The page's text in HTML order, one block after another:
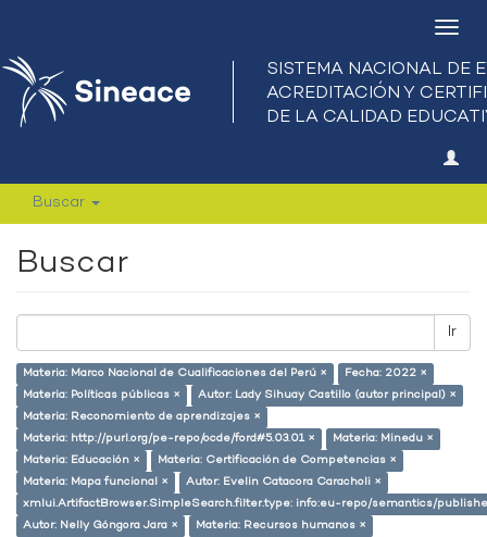
Buscar
Buscar
Ir
Materia: Marco Nacional de Cualificaciones del Perú ×
Fecha: 2022 ×
Materia: Políticas públicas ×
Autor: Lady Sihuay Castillo (autor principal) ×
Materia: Reconomiento de aprendizajes ×
Materia: http://purl.org/pe-repo/ocde/ford#5.03.01 ×
Materia: Minedu ×
Materia: Educación ×
Materia: Certificación de Competencias ×
Materia: Mapa funcional ×
Autor: Evelin Catacora Caracholi ×
xmlui.ArtifactBrowser.SimpleSearch.filter.type: info:eu-repo/semantics/
Autor: Nelly Góngora Jara ×
Materia: Recursos humanos ×